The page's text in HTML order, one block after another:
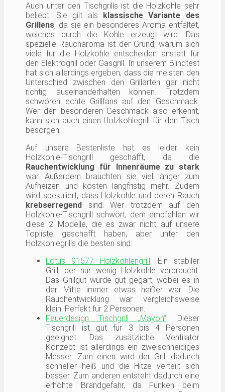
Auch unter den Tischgrills ist die Holzkohle sehr
beliebt. Sie gilt als klassische Variante des
Grillens, da sie ein besonderes Aroma entfaltet,
welches durch die Kohle erzeugt wird. Das
spezielle Raucharoma ist der Grund, warum sich
viele für die Holzkohle entscheiden anstatt für
den Elektrogrill oder Gasgrill. In unserem Blindtest
hat sich allerdings ergeben, dass die meisten den
Unterschied zwischen den Grillarten gar nicht
richtig auseinanderhalten können. Trotzdem
schwören echte Grillfans auf den Geschmack.
Wer den besonderen Geschmack also erkennt,
kann sich auch einen Holzkohlegrill für den Tisch
besorgen.
Auf unsere Bestenliste hat es leider kein
Holzkohle-Tischgrill geschafft, da die
Rauchentwicklung für Innenräume zu stark
war. Außerdem brauchten sie viel länger zum
Aufheizen und kosten langfristig mehr. Zudem
wird spekuliert, dass Holzkohle und deren Rauch
krebserregend sind. Wer trotzdem auf den
Holzkohle-Tischgrill schwört, dem empfehlen wir
diese 2 Modelle, die es zwar nicht auf unsere
Topliste geschafft haben, aber unter den
Holzkohlegrills die besten sind:
Lotus 91577 Holzkohlengrill: Ein stabiler
Grill, der nur wenig Holzkohle verbraucht.
Das Grillgut wurde gut gegart, wobei es in
der Mitte immer etwas heißer war. Die
Rauchentwicklung war vergleichsweise
klein. Perfekt für 2 Personen.
Feuerdesign Tischgrill „Mayon“: Dieser
Tischgrill ist gut für 3 bis 4 Personen
geeignet. Das zusätzliche Ventilator
Konzept ist allerdings ein zweischneidiges
Messer: Zum einen wird der Grill dadurch
schneller heiß und die Hitze verteilt sich
besser. Zum anderen entsteht dadurch eine
erhöhte Brandgefahr, da Funken beim